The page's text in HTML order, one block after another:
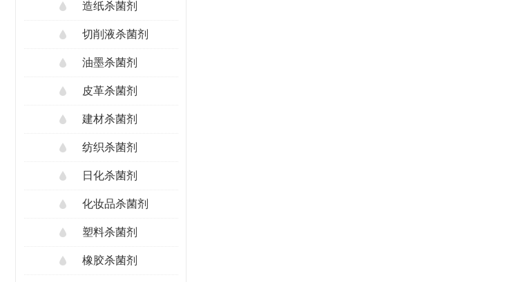
造纸杀菌剂
切削液杀菌剂
油墨杀菌剂
皮革杀菌剂
建材杀菌剂
纺织杀菌剂
日化杀菌剂
化妆品杀菌剂
塑料杀菌剂
橡胶杀菌剂